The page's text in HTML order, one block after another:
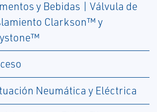
y Bebidas | Válvula de
Clarkson™ y
Neumática y Eléctrica